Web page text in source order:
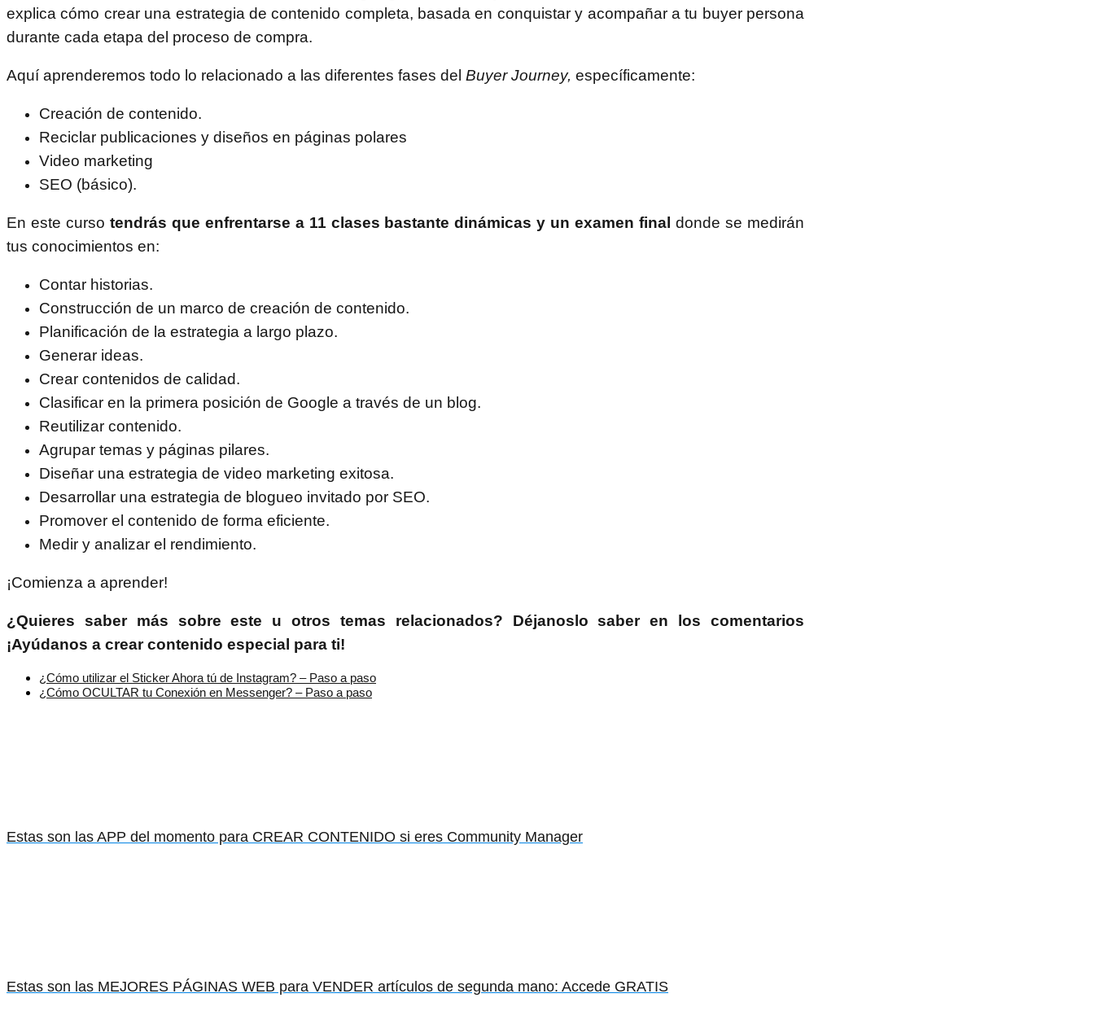
explica cómo crear una estrategia de contenido completa, basada en conquistar y acompañar a tu buyer persona
durante cada etapa del proceso de compra.
Aquí aprenderemos todo lo relacionado a las diferentes fases del Buyer Journey, específicamente:
Creación de contenido.
Reciclar publicaciones y diseños en páginas polares
Video marketing
SEO (básico).
En este curso tendrás que enfrentarse a 11 clases bastante dinámicas y un examen final donde se medirán
tus conocimientos en:
Contar historias.
Construcción de un marco de creación de contenido.
Planificación de la estrategia a largo plazo.
Generar ideas.
Crear contenidos de calidad.
Clasificar en la primera posición de Google a través de un blog.
Reutilizar contenido.
Agrupar temas y páginas pilares.
Diseñar una estrategia de video marketing exitosa.
Desarrollar una estrategia de blogueo invitado por SEO.
Promover el contenido de forma eficiente.
Medir y analizar el rendimiento.
¡Comienza a aprender!
¿Quieres saber más sobre este u otros temas relacionados? Déjanoslo saber en los comentarios
¡Ayúdanos a crear contenido especial para ti!
¿Cómo utilizar el Sticker Ahora tú de Instagram? – Paso a paso
¿Cómo OCULTAR tu Conexión en Messenger? – Paso a paso
Estas son las APP del momento para CREAR CONTENIDO si eres Community Manager
Estas son las MEJORES PÁGINAS WEB para VENDER artículos de segunda mano: Accede GRATIS